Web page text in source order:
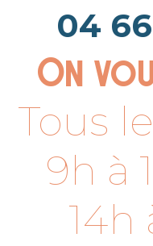
04
On
Tous
9h à
14h